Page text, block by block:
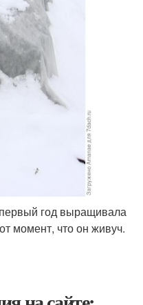
год выращивала
момент, что он живуч.